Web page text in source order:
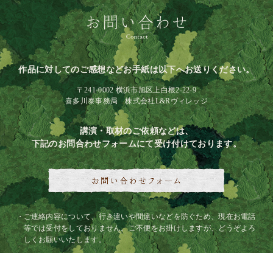
作品に対してのご感想などお手紙は以下へお送りください。
〒241-0002 横浜市旭区上白根2-22-9
喜多川泰事務局 株式会社L&Rヴィレッジ
講演・取材のご依頼などは、
下記のお問合わせフォームにて受け付けております。
ご連絡内容について、行き違いや間違いなどを防ぐため、現在お電話
等では受付をしておりません。ご不便をお掛けしますが、どうぞよろ
しくお願いいたします。